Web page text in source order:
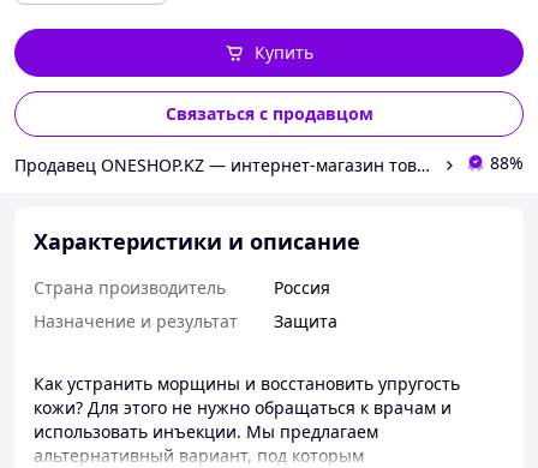
Купить
Связаться с продавцом
Продавец ONESHOP.KZ — интернет-магазин товаров для88%
Характеристики и описание
Страна производитель
Россия
Назначение и результат
Защита
Как устранить морщины и восстановить упругость
кожи? Для этого не нужно обращаться к врачам и
использовать инъекции. Мы предлагаем
альтернативный вариант, под которым